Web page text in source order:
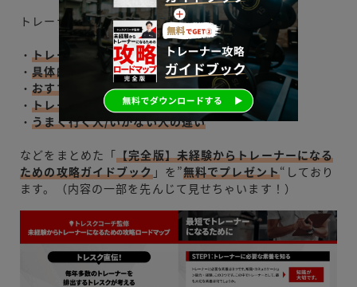
トレーナーエージェンシーでは、
・トレーナーとして必要な素養
・具体的なトレーナーの働き方
・おすすめの資格
・トレーナー資格試験の力試し模擬問題
・うまく行く人/いかない人の違い
などをまとめた「【完全版】未経験からトレーナーになる
ための攻略ガイドブック」を”無料でプレゼント“しており
ます。（内容の一部を先んじて見せちゃいます！）